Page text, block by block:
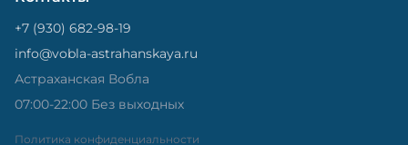
+7 (930) 682-98-19
info@vobla-astrahanskaya.ru
Астраханская Вобла
07:00-22:00 Без выходных
Политика конфиденциальности